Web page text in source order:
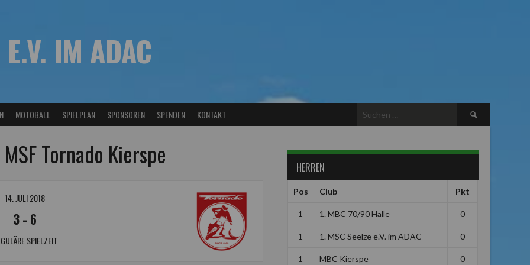
E.V. IM ADAC
MOTOBALL SPIELPLAN SPONSOREN SPENDEN KONTAKT
Suchen
nach:
Tornado Kierspe
14. JULI 2018
3- 6
SPIELZEIT
HERREN
Pos Club Pkt
1 1. MBC 70/90 Halle 0
1 1. MSC Seelze e.V. im ADAC 0
1 MBC Kierspe 0